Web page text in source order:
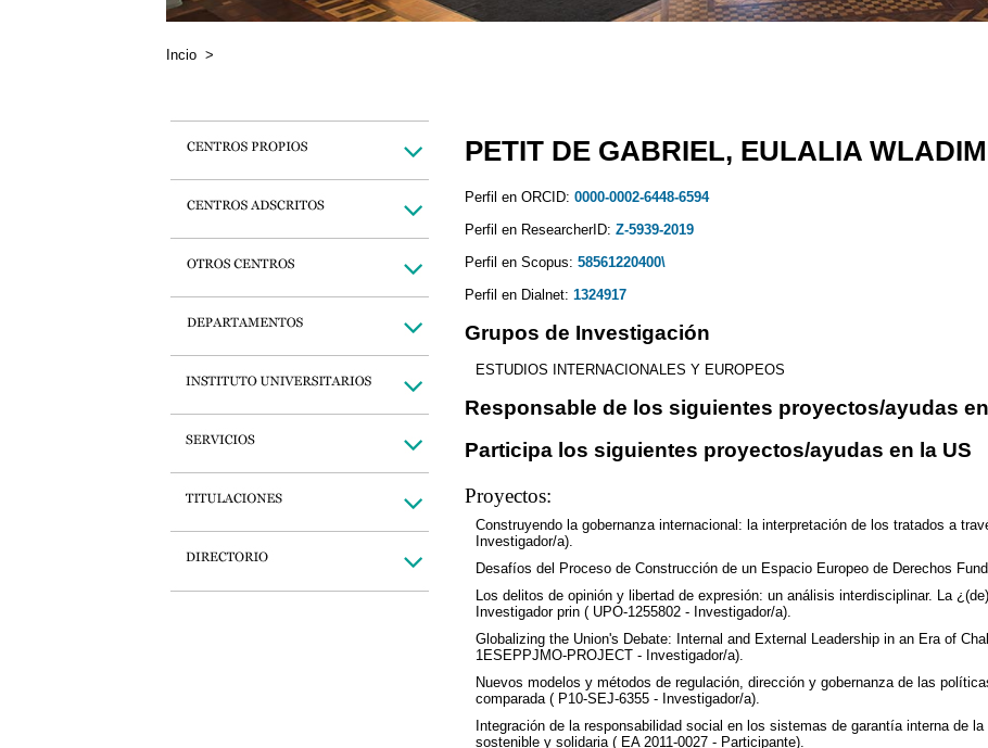
Incio >
PETIT DE GABRIEL, EULALIA
Perfil en ORCID: 0000-0002-6448-6594
Perfil en ResearcherID: Z-5939-2019
Perfil en Scopus: 58561220400\
Perfil en Dialnet: 1324917
Grupos de Investigación
ESTUDIOS INTERNACIONALES Y EUROPEOS
Responsable de los siguientes proyectos/ayudas
Participa los siguientes proyectos/ayudas en la US
Proyectos:
Construyendo la gobernanza internacional: la interpretación de los tratados a
Investigador/a).
Desafíos del Proceso de Construcción de un Espacio Europeo de Derechos
Los delitos de opinión y libertad de expresión: un análisis interdisciplinar. La
Investigador prin ( UPO-1255802 - Investigador/a).
Globalizing the Union's Debate: Internal and External Leadership in an Era of
1ESEPPJMO-PROJECT - Investigador/a).
Nuevos modelos y métodos de regulación, dirección y gobernanza de las
comparada ( P10-SEJ-6355 - Investigador/a).
Integración de la responsabilidad social en los sistemas de garantía interna de
sostenible y solidaria ( EA 2011-0027 - Participante).